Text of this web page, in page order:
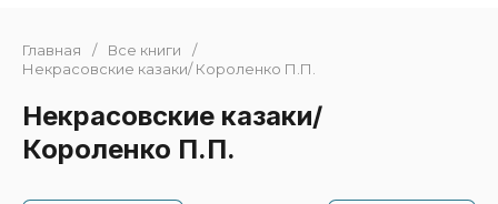
Главная / Все книги
/
Некрасовские казаки/ Короленко П.П.
Некрасовские казаки/
Короленко П.П.